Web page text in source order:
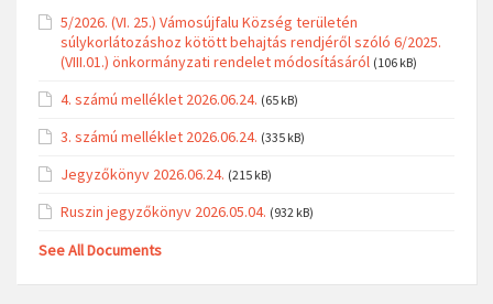
5/2026. (VI. 25.) Vámosújfalu Község területén
súlykorlátozáshoz kötött behajtás rendjéről szóló 6/2025.
(VIII.01.) önkormányzati rendelet módosításáról (106 kB)
4. számú melléklet 2026.06.24. (65 kB)
3. számú melléklet 2026.06.24. (335 kB)
Jegyzőkönyv 2026.06.24. (215 kB)
Ruszin jegyzőkönyv 2026.05.04. (932 kB)
See All Documents